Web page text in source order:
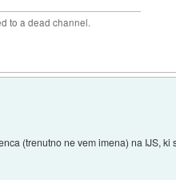
to a dead channel.
(trenutno ne vem imena) na IJS,